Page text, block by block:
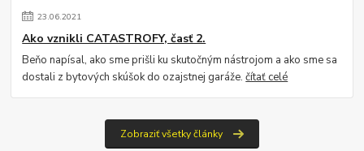
23.06.2021
Ako vznikli CATASTROFY, časť 2.
Beňo napísal, ako sme prišli ku skutočným nástrojom a ako sme sa
dostali z bytových skúšok do ozajstnej garáže.čítať celé
Zobraziť všetky články